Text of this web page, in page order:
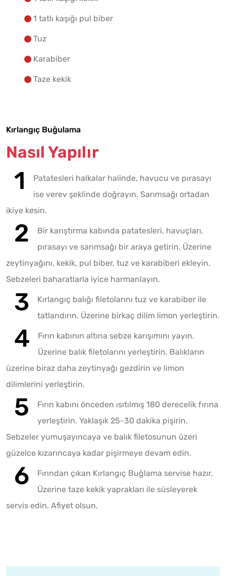
1 tatlı kaşığı pul biber
Tuz
Karabiber
Taze kekik
Kırlangıç Buğulama
Nasıl Yapılır
Patatesleri halkalar halinde, havucu ve pırasayı
ise verev şeklinde doğrayın. Sarımsağı ortadan
ikiye kesin.
Bir karıştırma kabında patatesleri, havuçları,
pırasayı ve sarımsağı bir araya getirin. Üzerine
zeytinyağını, kekik, pul biber, tuz ve karabiberi ekleyin.
Sebzeleri baharatlarla iyice harmanlayın.
Kırlangıç balığı filetolarını tuz ve karabiber ile
tatlandırın. Üzerine birkaç dilim limon yerleştirin.
Fırın kabının altına sebze karışımını yayın.
Üzerine balık filetolarını yerleştirin. Balıkların
üzerine biraz daha zeytinyağı gezdirin ve limon
dilimlerini yerleştirin.
Fırın kabını önceden ısıtılmış 180 derecelik fırına
yerleştirin. Yaklaşık 25-30 dakika pişirin.
Sebzeler yumuşayıncaya ve balık filetosunun üzeri
güzelce kızarıncaya kadar pişirmeye devam edin.
Fırından çıkan Kırlangıç Buğlama servise hazır.
Üzerine taze kekik yaprakları ile süsleyerek
servis edin. Afiyet olsun.